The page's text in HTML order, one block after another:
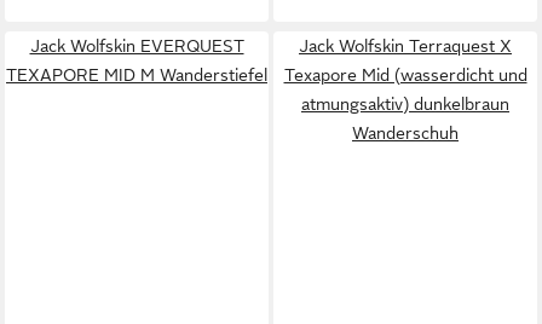
Jack Wolfskin EVERQUEST
TEXAPORE MID M Wanderstiefel
Jack Wolfskin Terraquest X
Texapore Mid (wasserdicht und
atmungsaktiv) dunkelbraun
Wanderschuh